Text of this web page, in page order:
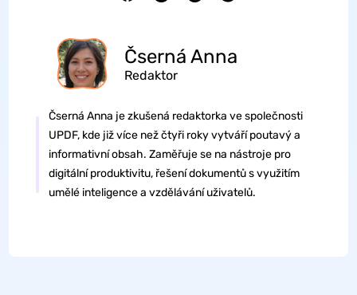
Čserná Anna
Redaktor
Čserná Anna je zkušená redaktorka ve společnosti
UPDF, kde již více než čtyři roky vytváří poutavý a
informativní obsah. Zaměřuje se na nástroje pro
digitální produktivitu, řešení dokumentů s využitím
umělé inteligence a vzdělávání uživatelů.